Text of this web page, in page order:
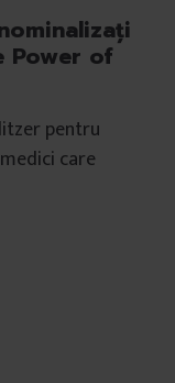
Power of
pentru
care